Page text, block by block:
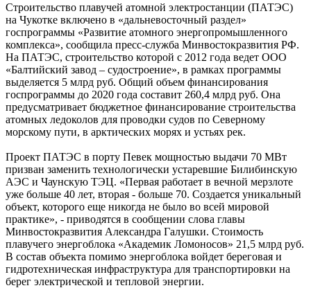
Строительство плавучей атомной электростанции (ПАТЭС)
на Чукотке включено в «дальневосточный раздел»
госпрограммы «Развитие атомного энергопромышленного
комплекса», сообщила пресс-служба Минвостокразвития РФ.
На ПАТЭС, строительство которой с 2012 года ведет ООО
«Балтийский завод – судостроение», в рамках программы
выделяется 5 млрд руб. Общий объем финансирования
госпрограммы до 2020 года составит 260,4 млрд руб. Она
предусматривает бюджетное финансирование строительства
атомных ледоколов для проводки судов по Северному
морскому пути, в арктических морях и устьях рек.
Проект ПАТЭС в порту Певек мощностью выдачи 70 МВт
призван заменить технологически устаревшие Билибинскую
АЭС и Чаунскую ТЭЦ. «Первая работает в вечной мерзлоте
уже больше 40 лет, вторая - больше 70. Создается уникальный
объект, которого еще никогда не было во всей мировой
практике», - приводятся в сообщении слова главы
Минвостокразвития Александра Галушки. Стоимость
плавучего энергоблока «Академик Ломоносов» 21,5 млрд руб.
В состав объекта помимо энергоблока войдет береговая и
гидротехническая инфраструктура для транспортировки на
берег электрической и тепловой энергии.